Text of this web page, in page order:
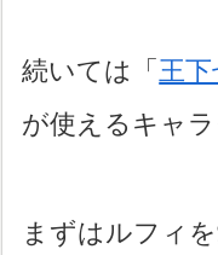
続いては「 王
が使えるキャラ
まずはルフィ